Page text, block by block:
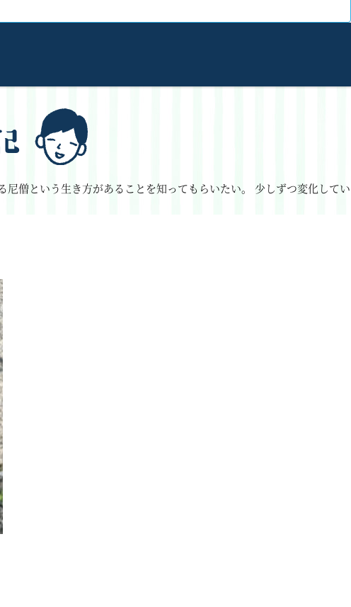
僧という生き方があることを知ってもらいたい。
少しずつ変化してい